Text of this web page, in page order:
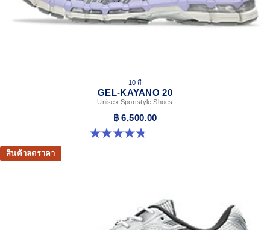
10 สี
GEL-KAYANO 20
Unisex Sportstyle Shoes
฿ 6,500.00
4.8 จาก 5 ดาว 221 รีวิว
สินค้าลดราคา